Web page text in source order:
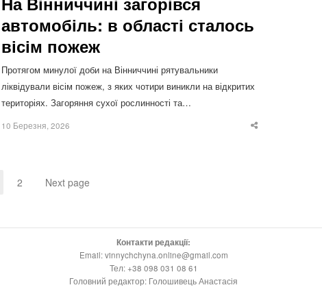
автомобіль: в області сталось
вісім пожеж
Протягом минулої доби на Вінниччині рятувальники
ліквідували вісім пожеж, з яких чотири виникли на відкритих
територіях. Загоряння сухої рослинності та…
10 Березня, 2026
Share
Page Page
2 Next page
Контакти редакції:
Email: vinnychchyna.online@gmail.com
Тел: +38 098 031 08 61
Головний редактор: Голошивець Анастасія